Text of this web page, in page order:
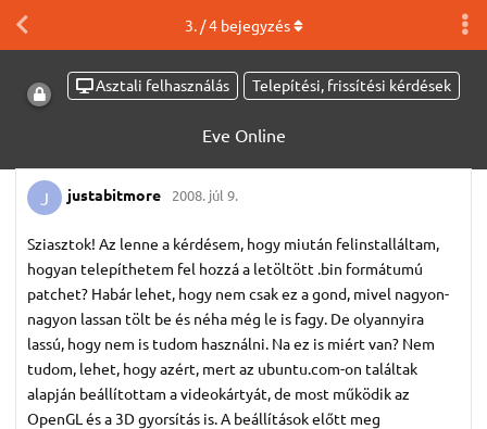
Asztali felhasználás Telepítési, frissítési kérdések
Eve Online
3. /4bejegyzés
J justabitmore 2008. júl 9.
Sziasztok! Az lenne a kérdésem, hogy miután felinstalláltam,
hogyan telepíthetem fel hozzá a letöltött .bin formátumú
patchet? Habár lehet, hogy nem csak ez a gond, mivel nagyon-
nagyon lassan tölt be és néha még le is fagy. De olyannyira
lassú, hogy nem is tudom használni. Na ez is miért van? Nem
tudom, lehet, hogy azért, mert az ubuntu.com-on találtak
alapján beállítottam a videokártyát, de most működik az
OpenGL és a 3D gyorsítás is. A beállítások előtt meg